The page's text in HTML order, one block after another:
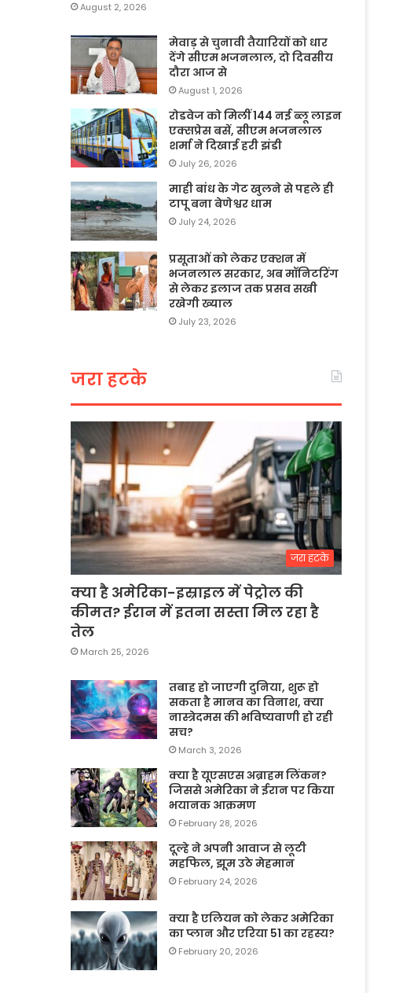
August 2, 2026
मेवाड़ से चुनावी तैयारियों को धार
देंगे सीएम भजनलाल, दो दिवसीय
दौरा आज से
August 1, 2026
रोडवेज को मिलीं 144 नई ब्लू लाइन
एक्सप्रेस बसें, सीएम भजनलाल
शर्मा ने दिखाई हरी झंडी
July 26, 2026
माही बांध के गेट खुलने से पहले ही
टापू बना बेणेश्वर धाम
July 24, 2026
प्रसूताओं को लेकर एक्शन में
भजनलाल सरकार, अब मॉनिटरिंग
से लेकर इलाज तक प्रसव सखी
रखेगी ख्याल
July 23, 2026
जरा हटके
जरा हटके
क्या है अमेरिका-इस्राइल में पेट्रोल की
कीमत? ईरान में इतना सस्ता मिल रहा है
तेल
March 25, 2026
तबाह हो जाएगी दुनिया, शुरू हो
सकता है मानव का विनाश, क्या
नास्त्रेदमस की भविष्यवाणी हो रही
सच?
March 3, 2026
क्या है यूएसएस अब्राहम लिंकन?
जिससे अमेरिका ने ईरान पर किया
भयानक आक्रमण
February 28, 2026
दूल्हे ने अपनी आवाज से लूटी
महफिल, झूम उठे मेहमान
February 24, 2026
क्या है एलियन को लेकर अमेरिका
का प्लान और एरिया 51 का रहस्य?
February 20, 2026